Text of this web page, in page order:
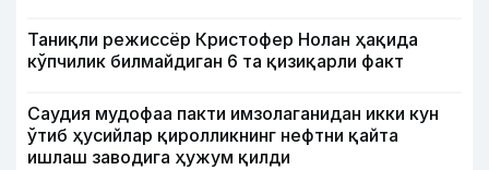
Таниқли режиссёр Кристофер Нолан ҳақида
кўпчилик билмайдиган 6 та қизиқарли факт
Саудия мудофаа пакти имзолаганидан икки кун
ўтиб ҳусийлар қиролликнинг нефтни қайта
ишлаш заводига ҳужум қилди